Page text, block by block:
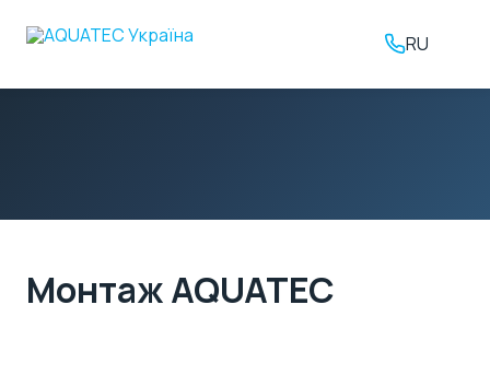
RU
Монтаж AQUATEC